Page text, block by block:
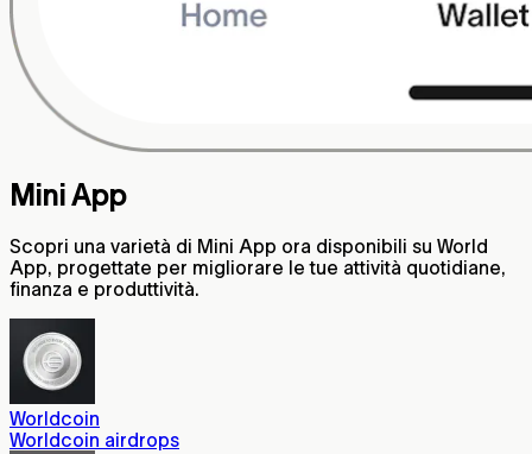
Mini App
Scopri una varietà di Mini App ora disponibili su World
App, progettate per migliorare le tue attività quotidiane,
finanza e produttività.
Worldcoin
Worldcoin airdrops